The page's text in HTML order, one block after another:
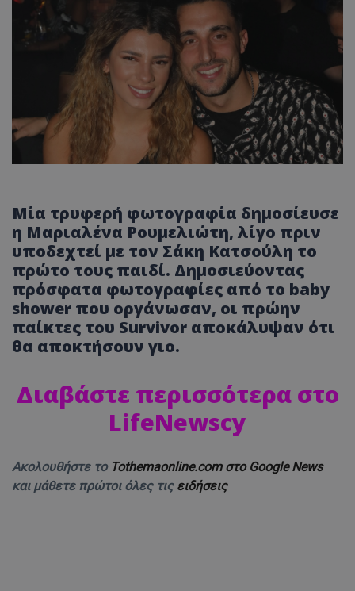
Μία τρυφερή φωτογραφία δημοσίευσε
η Μαριαλένα Ρουμελιώτη, λίγο πριν
υποδεχτεί με τον Σάκη Κατσούλη το
πρώτο τους παιδί. Δημοσιεύοντας
πρόσφατα φωτογραφίες από το baby
shower που οργάνωσαν, οι πρώην
παίκτες του Survivor αποκάλυψαν ότι
θα αποκτήσουν γιο.
Διαβάστε περισσότερα στο
LifeNewscy
Ακολουθήστε το Tothemaonline.com στο Google News
και μάθετε πρώτοι όλες τις ειδήσεις